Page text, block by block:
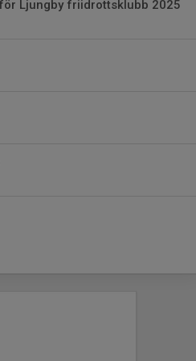
Ljungby friidrottsklubb 2025